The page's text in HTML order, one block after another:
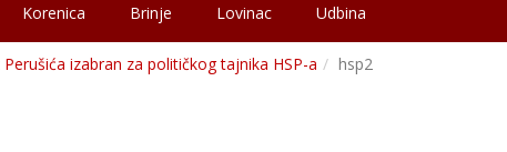
Korenica Brinje Lovinac Udbina
Perušića izabran za političkog tajnika HSP-a hsp2